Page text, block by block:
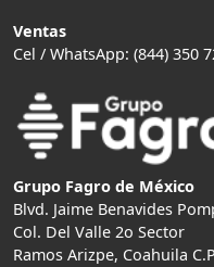
Ventas
Cel / WhatsApp: (844) 350
Grupo Fagro de México
Blvd. Jaime Benavides
Col. Del Valle 2o Sector
Ramos Arizpe, Coahuila